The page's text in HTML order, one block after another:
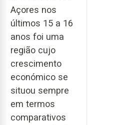
Açores nos
últimos 15 a 16
anos foi uma
região cujo
crescimento
económico se
situou sempre
em termos
comparativos